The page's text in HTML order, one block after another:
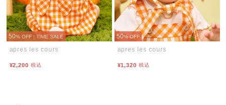
50% OFF | TIME SALE
apres les cours
¥2,200 税込
50% OFF
apres les cours
¥1,320 税込